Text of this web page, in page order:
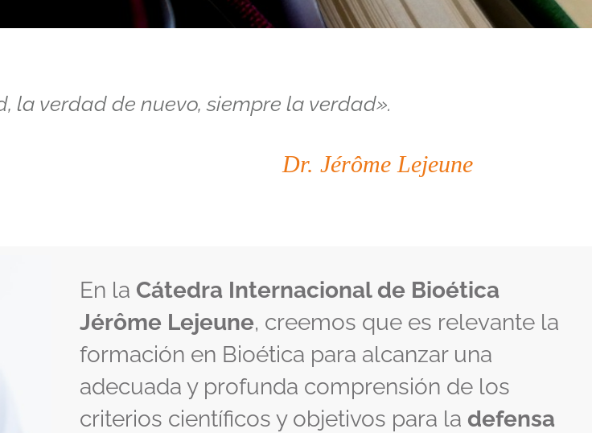
la verdad de nuevo, siempre la verdad».
Dr. Jérôme Lejeune
En la Cátedra Internacional de Bioética
Jérôme Lejeune, creemos que es relevante la
formación en Bioética para alcanzar una
adecuada y profunda comprensión de los
criterios científicos y objetivos para la defensa